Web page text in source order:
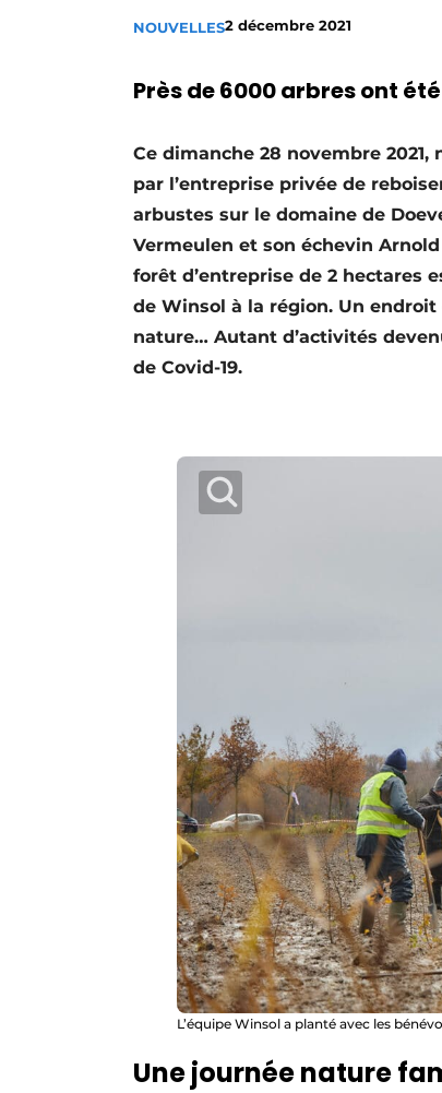
Termes et conditions
NOUVELLES2 décembre 2021
Près de 6000 arbres ont
Ce dimanche 28 novembre
par l’entreprise privée de
arbustes sur le domaine de
Vermeulen et son échevin
forêt d’entreprise de 2 hectares
de Winsol à la région. Un
nature… Autant d’activités
de Covid-19.
L’équipe Winsol a planté avec les
Une journée nature